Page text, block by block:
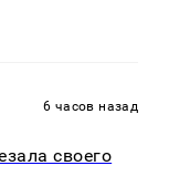
6 часов назад
своего